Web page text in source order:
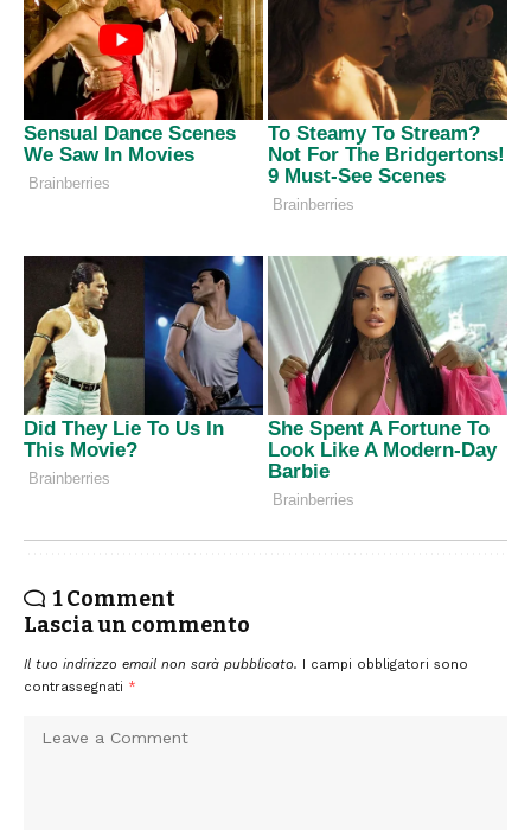
1 Comment
Lascia un commento
Il tuo indirizzo email non sarà pubblicato. I campi obbligatori sono
contrassegnati *